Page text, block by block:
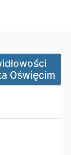
planowanej
Oświęcim